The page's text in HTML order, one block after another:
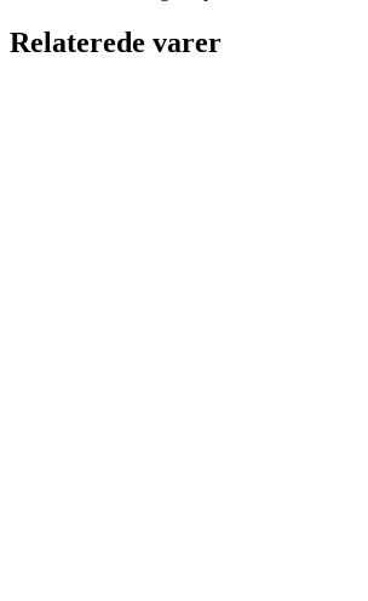
Relaterede varer